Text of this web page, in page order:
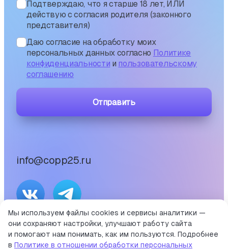
info@copp25.ru
Подтверждаю, что я старше 18 лет, ИЛИ
действую с согласия родителя (законного
представителя)
Даю согласие на обработку моих
персональных данных согласно Политике
конфиденциальности и пользовательскому
соглашению
Отправить
©2026
Портал среднего профессионального образования
Мы используем файлы cookies и сервисы аналитики —
они сохраняют настройки, улучшают работу сайта
и помогают нам понимать, как им пользуются. Подробнее
в Политике в отношении обработки персональных